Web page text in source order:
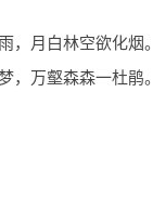
，月白林空欲化烟。
，万壑森森一杜鹃。